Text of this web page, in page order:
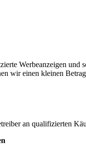
Werbeanzeigen
wir einen kleinen
an qualifizierten